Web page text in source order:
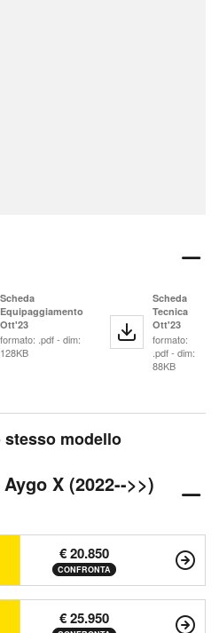
Scheda
Equipaggiamento
Ott'23
formato: .pdf - dim:
128KB
Scheda
Tecnica
Ott'23
formato:
.pdf - dim:
88KB
modello
X (2022-->>)
€ 20.850
CONFRONTA
€ 25.950